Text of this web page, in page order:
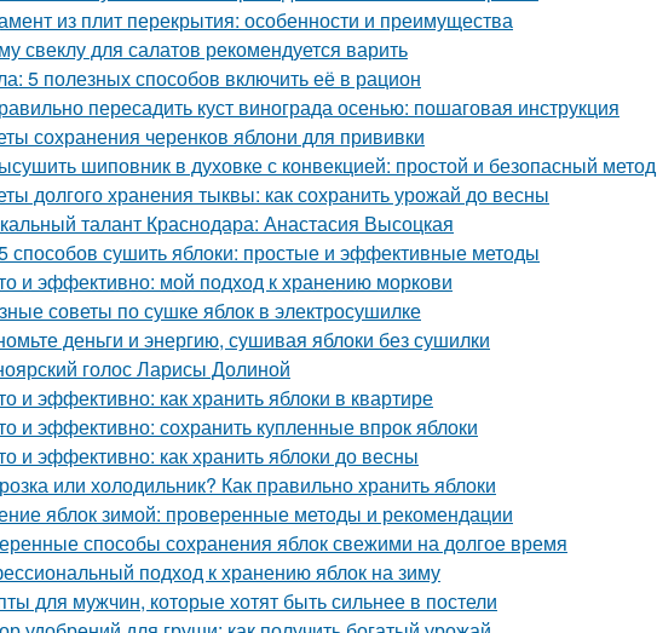
из плит перекрытия: особенности и преимущества
свеклу для салатов рекомендуется варить
5 полезных способов включить её в рацион
пересадить куст винограда осенью: пошаговая инструкция
сохранения черенков яблони для прививки
шиповник в духовке с конвекцией: простой и безопасный метод
долгого хранения тыквы: как сохранить урожай до весны
талант Краснодара: Анастасия Высоцкая
способов сушить яблоки: простые и эффективные методы
и эффективно: мой подход к хранению моркови
советы по сушке яблок в электросушилке
деньги и энергию, сушивая яблоки без сушилки
голос Ларисы Долиной
и эффективно: как хранить яблоки в квартире
и эффективно: сохранить купленные впрок яблоки
и эффективно: как хранить яблоки до весны
или холодильник? Как правильно хранить яблоки
яблок зимой: проверенные методы и рекомендации
способы сохранения яблок свежими на долгое время
подход к хранению яблок на зиму
для мужчин, которые хотят быть сильнее в постели